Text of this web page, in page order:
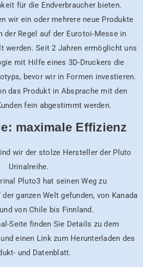
für die Endverbraucher bieten.
wir ein oder mehrere neue Produkte
der Regel auf der Eurotoi-Messe in
werden. Seit 2 Jahren ermöglicht uns
mit Hilfe eines 3D-Druckers die
bevor wir in Formen investieren.
das Produkt in Absprache mit den
fein abgestimmt werden.
maximale Effizienz
wir der stolze Hersteller der Pluto
Urinalreihe.
Pluto3 hat seinen Weg zu
ganzen Welt gefunden, von Kanada
von Chile bis Finnland.
Seite finden Sie Details zu dem
einen Link zum Herunterladen des
und Datenblatt.